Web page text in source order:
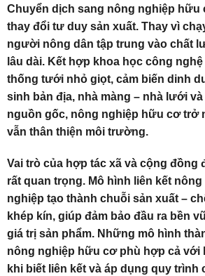
Chuyển dịch sang nông nghiệp hữu
thay đổi tư duy sản xuất. Thay vì
người nông dân tập trung vào chất
lâu dài. Kết hợp khoa học công
thống tưới nhỏ giọt, cảm biến dinh
sinh bản địa, nhà màng – nhà lưới
nguồn gốc, nông nghiệp hữu cơ trở
vẫn thân thiện môi trường.
Vai trò của hợp tác xã và cộng đồng
rất quan trọng. Mô hình liên kết nông
nghiệp tạo thành chuỗi sản xuất –
khép kín, giúp đảm bảo đầu ra bền
giá trị sản phẩm. Những mô hình
nông nghiệp hữu cơ phù hợp cả với
khi biết liên kết và áp dụng quy trình